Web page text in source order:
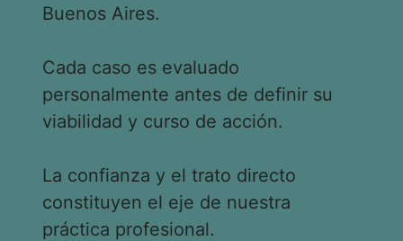
Buenos Aires.
Cada caso es evaluado
personalmente antes de definir su
viabilidad y curso de acción.
La confianza y el trato directo
constituyen el eje de nuestra
práctica profesional.